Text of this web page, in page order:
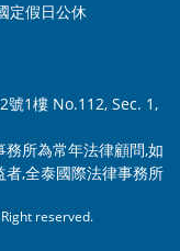
定假日公休
號1樓 No.112, Sec. 1,
所為常年法律顧問,如
,全泰國際法律事務所
reserved.